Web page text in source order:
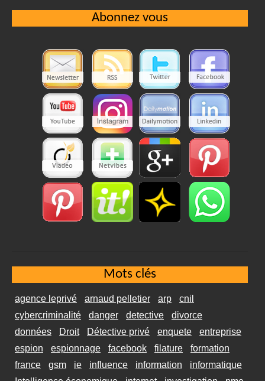
Abonnez vous
Mots clés
agence leprivé arnaud pelletier arp
cnil
cybercriminalité
danger detective
divorce
données
Droit Détective privé enquete
entreprise
espion
espionnage facebook filature
formation
france
gsm ie influence information
informatique